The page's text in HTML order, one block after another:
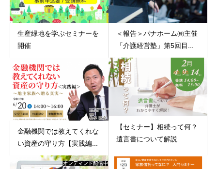
生産緑地を学ぶセミナーを
開催
＜報告＞パナホーム㈱主催
「介護経営塾」第5回目...
金融機関では教えてくれな
い資産の守り方【実践編...
【セミナー】相続って何？
遺言書について解説